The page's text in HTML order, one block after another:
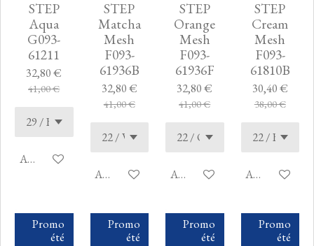
STEP
Aqua
G093-
61211
32,80 €
41,00 €
Ajouter au panier
STEP
Matcha
Mesh
F093-
61936B
32,80 €
41,00 €
Ajouter au panier
STEP
Orange
Mesh
F093-
61936F
32,80 €
41,00 €
Ajouter au panier
STEP
Cream
Mesh
F093-
61810B
30,40 €
38,00 €
Ajouter au
Promo
été
Promo
été
Promo
été
Promo
été